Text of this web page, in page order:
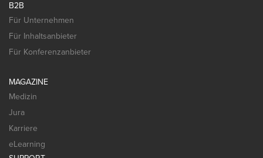
B2B
Für Unternehmen
Für Inhaltsanbieter
Für Konferenzanbieter
MAGAZINE
Medizin
Jura
Karriere
eLearning